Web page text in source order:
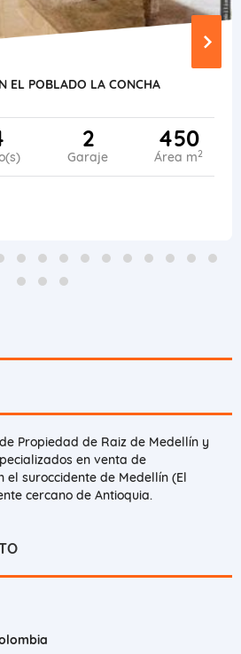
EL POBLADO LA CONCHA
2
Garaje
450
Área m2
Propiedad de Raiz de Medellín y
en venta de
suroccidente de Medellín (El
cercano de Antioquia.